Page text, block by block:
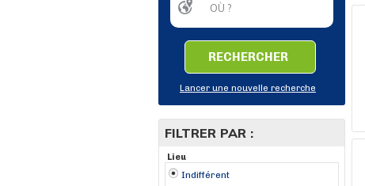
RECHERCHER
Lancer une nouvelle recherche
FILTRER PAR :
Lieu
Indifférent